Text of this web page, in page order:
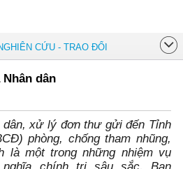
CỨU - TRAO ĐỔI
dân
xử lý đơn thư gửi đến Tỉnh
phòng, chống tham nhũng,
là một trong những nhiệm vụ